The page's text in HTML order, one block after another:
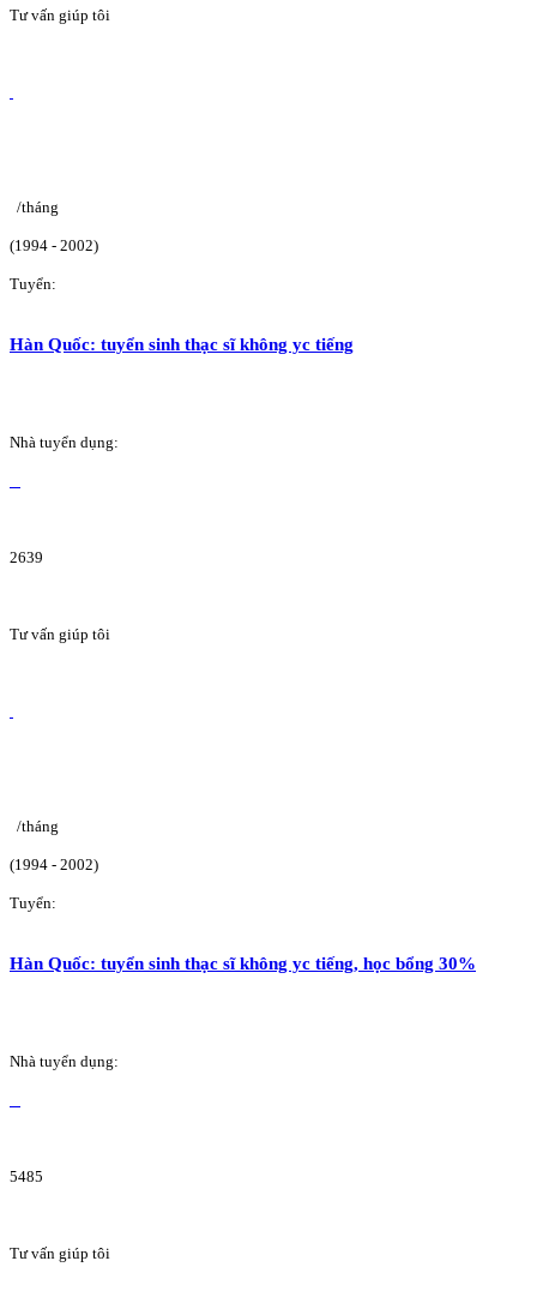
Tư vấn giúp tôi
/tháng
(1994 - 2002)
Tuyển:
Hàn Quốc: tuyển sinh thạc sĩ không yc tiếng
Nhà tuyển dụng:
2639
Tư vấn giúp tôi
/tháng
(1994 - 2002)
Tuyển:
Hàn Quốc: tuyển sinh thạc sĩ không yc tiếng, học bổng 30%
Nhà tuyển dụng:
5485
Tư vấn giúp tôi